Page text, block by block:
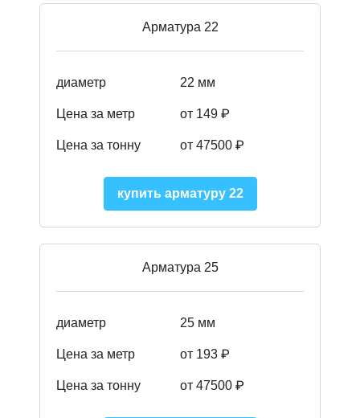
Арматура 22
диаметр 22 мм
Цена за метр от 149 ₽
Цена за тонну от 47500 ₽
купить арматуру 22
Арматура 25
диаметр 25 мм
Цена за метр от 193 ₽
Цена за тонну от 47500 ₽